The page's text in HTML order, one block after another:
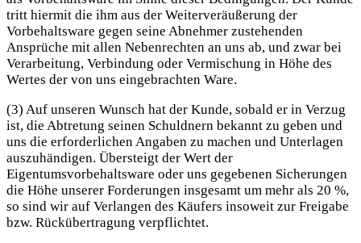
tritt hiermit die ihm aus der Weiterveräußerung der
Vorbehaltsware gegen seine Abnehmer zustehenden
Ansprüche mit allen Nebenrechten an uns ab, und zwar bei
Verarbeitung, Verbindung oder Vermischung in Höhe des
Wertes der von uns eingebrachten Ware.
(3) Auf unseren Wunsch hat der Kunde, sobald er in Verzug
ist, die Abtretung seinen Schuldnern bekannt zu geben und
uns die erforderlichen Angaben zu machen und Unterlagen
auszuhändigen. Übersteigt der Wert der
Eigentumsvorbehaltsware oder uns gegebenen Sicherungen
die Höhe unserer Forderungen insgesamt um mehr als 20 %,
so sind wir auf Verlangen des Käufers insoweit zur Freigabe
bzw. Rückübertragung verpflichtet.